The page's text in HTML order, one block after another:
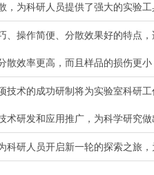
，为科研人员提供了强大的实验
、操作简便、分散效果好的特点
散效率更高，而且样品的损伤更
技术的成功研制将为实验室科研
术研发和应用推广，为科学研究
科研人员开启新一轮的探索之旅